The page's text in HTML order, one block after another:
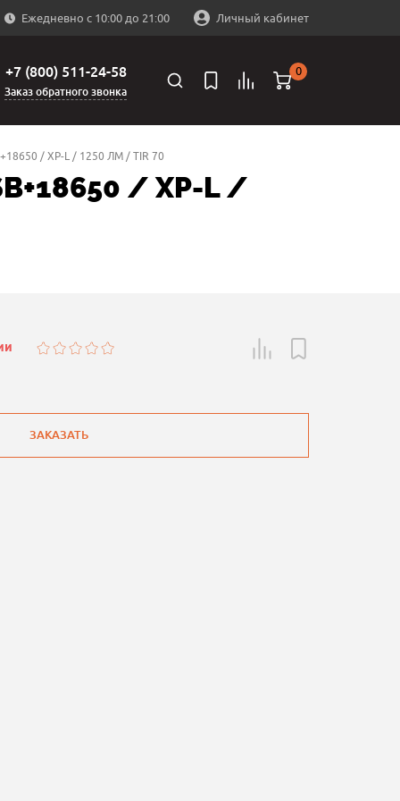
Ежедневно с 10:00 до 21:00 Личный кабинет
+7 (800) 511-24-58
Заказ обратного звонка
0
/ XP-L / 1250 ЛМ / TIR 70
/ XP-L /
ЗАКАЗАТЬ